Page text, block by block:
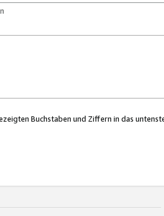
Buchstaben und Ziffern in das